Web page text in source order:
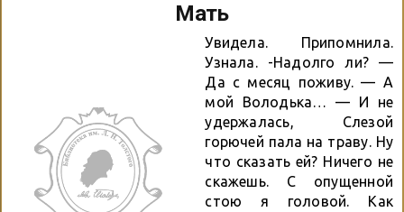
Мать
Увидела. Припомнила.
Узнала. -Надолго ли? —
Да с месяц поживу. — А
мой Володька… — И не
удержалась, Слезой
горючей пала на траву. Ну
что сказать ей? Ничего не
скажешь. С опущенной
стою я головой. Как